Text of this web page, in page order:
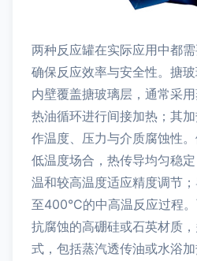
两种反应罐在实际应用中都
确保反应效率与安全性。搪
内壁覆盖搪玻璃层，通常采
热油循环进行间接加热；其
作温度、压力与介质腐蚀性
低温度场合，热传导均匀稳
温和较高温度适应精度调节
至400°C的中高温反应过程
抗腐蚀的高硼硅或石英材质
式，包括蒸汽透传油或水浴